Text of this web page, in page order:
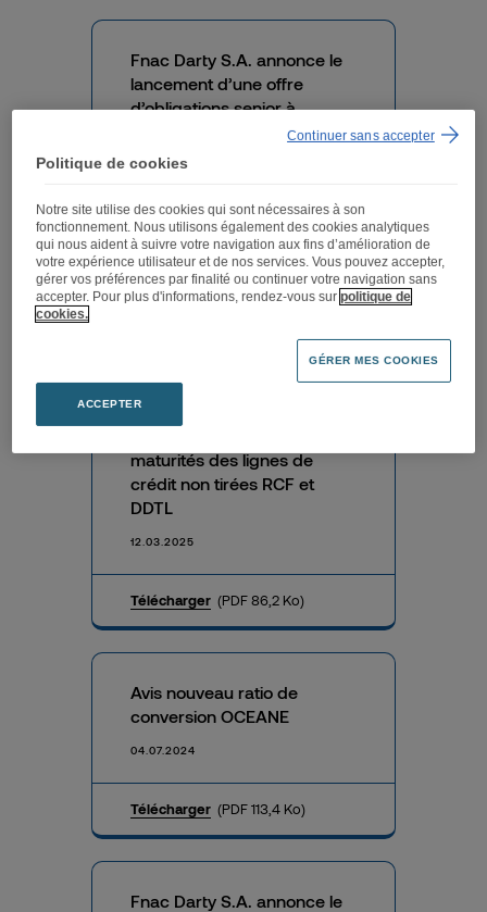
Fnac Darty S.A. annonce le
lancement d’une offre
d’obligations senior à
échéance 2032 de 300
millions d’euros
Télécharger (PDF 175,8 Ko)
S&P relève la perspective
de Fnac Darty à « stable »
et confirme la notation BB+,
Succès de la renégociation
maturités des lignes de
crédit non tirées RCF et
DDTL
12.03.2025
Télécharger (PDF 86,2 Ko)
Avis nouveau ratio de
conversion OCEANE
04.07.2024
Télécharger (PDF 113,4 Ko)
Fnac Darty S.A. annonce le
Politique de cookies
Notre site utilise des cookies qui sont nécessaires à son
fonctionnement. Nous utilisons également des cookies analytiques
qui nous aident à suivre votre navigation aux fins d’amélioration de
votre expérience utilisateur et de nos services. Vous pouvez accepter,
gérer vos préférences par finalité ou continuer votre navigation sans
accepter. Pour plus d'informations, rendez-vous surpolitique de
cookies.
GÉRER MES COOKIES
ACCEPTER
Continuer sans accepter